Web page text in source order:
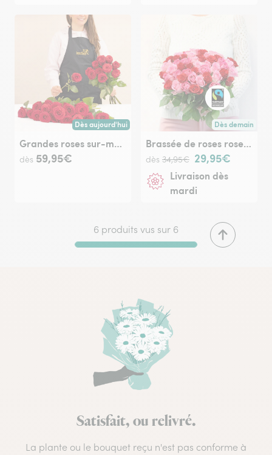
Dès aujourd'hui
Livraison dès aujourd'hui (pour toute commande passée
Grandes roses sur-mesure
dès 59,95€
Dès demain
Livraison dès
Brassée de roses roses Max Havelaar
dès 34,95€ 29,95€
Livraison dès
mardi
6 produits vus sur 6
Satisfait, ou relivré.
La plante ou le bouquet reçu n'est pas conforme à